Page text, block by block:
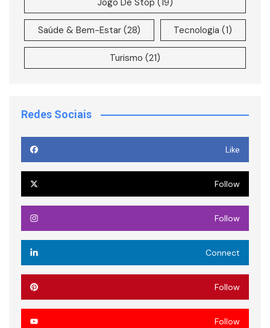
Jogo De Stop (19)
Saúde & Bem-Estar(28) Tecnologia (1)
Turismo (21)
Redes Sociais
Like
Follow
Follow
Connect
Follow
Follow